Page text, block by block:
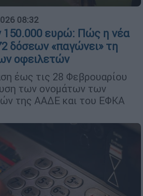
08:32
ευρώ: Πώς η νέα
δόσεων «παγώνει» τη
οφειλετών
έως τις 28 Φεβρουαρίου
των ονομάτων των
της ΑΑΔΕ και του ΕΦΚΑ